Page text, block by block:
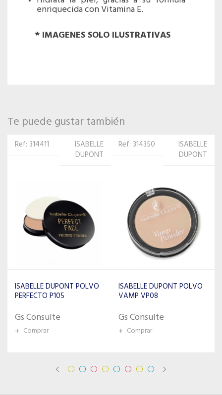
enriquecida con Vitamina E.
* IMAGENES SOLO ILUSTRATIVAS
Te puede gustar también
Ref: 314350
ISABELLE
DUPONT
ISABELLE DUPONT POLVO
VAMP VP08
Gs Consulte
+ Comprar
Ref: 314329
ISABELLE
DUPONT
ISABELLE DUPONT POLVO
VAMP VP05
Gs Consulte
+ Comprar